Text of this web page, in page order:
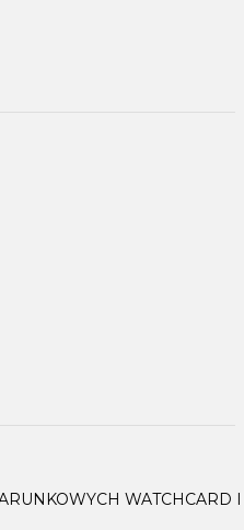
WATCHCARD I